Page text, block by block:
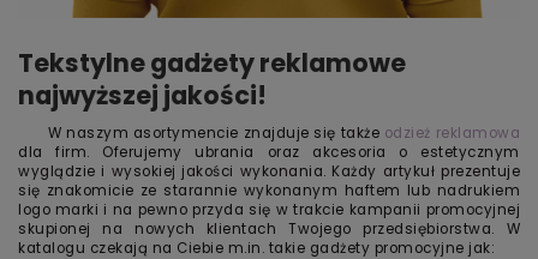
Tekstylne gadżety reklamowe
najwyższej jakości!
W naszym asortymencie znajduje się także odzież reklamowa
dla firm. Oferujemy ubrania oraz akcesoria o estetycznym
wyglądzie i wysokiej jakości wykonania. Każdy artykuł prezentuje
się znakomicie ze starannie wykonanym haftem lub nadrukiem
logo marki i na pewno przyda się w trakcie kampanii promocyjnej
skupionej na nowych klientach Twojego przedsiębiorstwa. W
katalogu czekają na Ciebie m.in. takie gadżety promocyjne jak: